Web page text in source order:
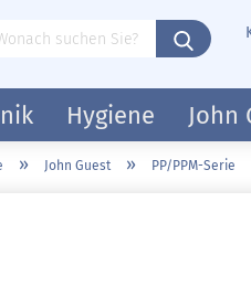
Hygiene John
» John Guest » PP/PPM-Serie